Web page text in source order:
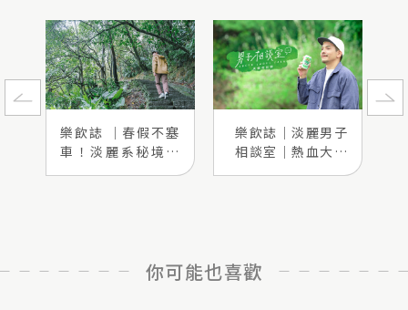
樂飲誌 ｜春假不塞
車！淡麗系秘境大
樂飲誌｜淡麗男子
相談室｜熱血大叔
你可能也喜歡